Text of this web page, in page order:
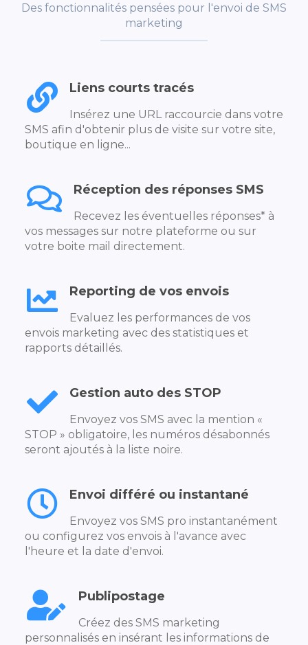
Des fonctionnalités pensées pour l'envoi de SMS
marketing
Liens courts tracés
Insérez une URL raccourcie dans votre
SMS afin d'obtenir plus de visite sur votre site,
boutique en ligne...
Réception des réponses SMS
Recevez les éventuelles réponses* à
vos messages sur notre plateforme ou sur
votre boite mail directement.
Reporting de vos envois
Evaluez les performances de vos
envois marketing avec des statistiques et
rapports détaillés.
Gestion auto des STOP
Envoyez vos SMS avec la mention «
STOP » obligatoire, les numéros désabonnés
seront ajoutés à la liste noire.
Envoi différé ou instantané
Envoyez vos SMS pro instantanément
ou configurez vos envois à l'avance avec
l'heure et la date d'envoi.
Publipostage
Créez des SMS marketing
personnalisés en insérant les informations de